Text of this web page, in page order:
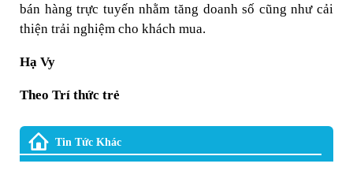
bán hàng trực tuyến nhằm tăng doanh số cũng như cải
thiện trải nghiệm cho khách mua.
Hạ Vy
Theo Trí thức trẻ
Tin Tức Khác